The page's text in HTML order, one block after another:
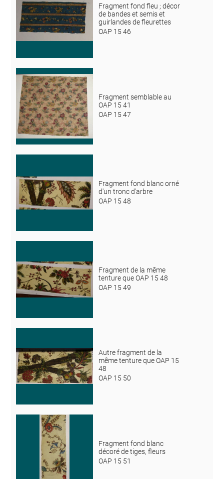
Fragment fond fleu ; décor
de bandes et semis et
guirlandes de fleurettes
OAP 15 46
Fragment semblable au
OAP 15 41
OAP 15 47
Fragment fond blanc orné
d'un tronc d'arbre
OAP 15 48
Fragment de la même
tenture que OAP 15 48
OAP 15 49
Autre fragment de la
même tenture que OAP 15
48
OAP 15 50
Fragment fond blanc
décoré de tiges, fleurs
OAP 15 51